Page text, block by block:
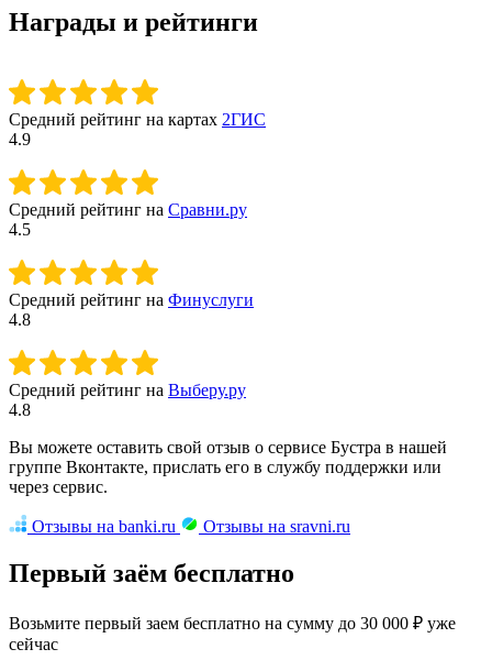
Награды и рейтинги
Средний рейтинг на картах 2ГИС
4.9
Средний рейтинг на Сравни.ру
4.5
Средний рейтинг на Финуслуги
4.8
Средний рейтинг на Выберу.ру
4.8
Вы можете оставить свой отзыв о сервисе Бустра в нашей
группе Вконтакте, прислать его в службу поддержки или
через сервис.
Отзывы на banki.ru Отзывы на sravni.ru
Первый заём бесплатно
Возьмите первый заем бесплатно на сумму до 30 000 ₽ уже
сейчас